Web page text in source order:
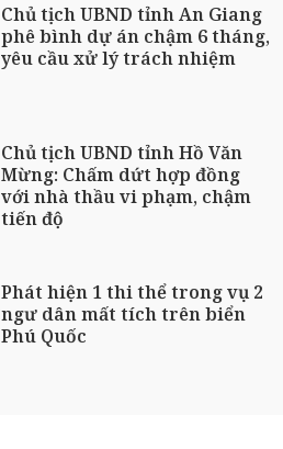
Chủ tịch UBND tỉnh An Giang
phê bình dự án chậm 6 tháng,
yêu cầu xử lý trách nhiệm
Chủ tịch UBND tỉnh Hồ Văn
Mừng: Chấm dứt hợp đồng
với nhà thầu vi phạm, chậm
tiến độ
Phát hiện 1 thi thể trong vụ 2
ngư dân mất tích trên biển
Phú Quốc